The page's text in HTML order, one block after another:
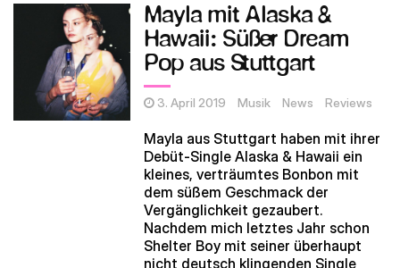
Mayla mit Alaska &
Hawaii: Süßer Dream
Pop aus Stuttgart
3. April 2019 Musik News Reviews
Mayla aus Stuttgart haben mit ihrer
Debüt-Single Alaska & Hawaii ein
kleines, verträumtes Bonbon mit
dem süßem Geschmack der
Vergänglichkeit gezaubert.
Nachdem mich letztes Jahr schon
Shelter Boy mit seiner überhaupt
nicht deutsch klingenden Single